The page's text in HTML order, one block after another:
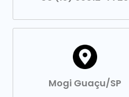
Mogi Guaçu/SP